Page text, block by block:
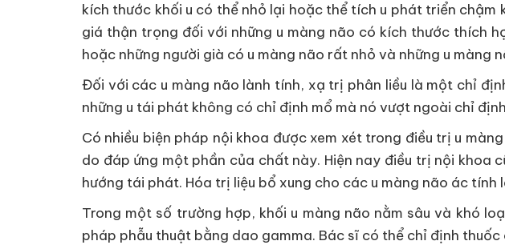
kích thước khối u có thể nhỏ lại hoặc thể tích u phát triển
giá thận trọng đối với những u màng não có kích thước thích
hoặc những người già có u màng não rất nhỏ và những u màng
Đối với các u màng não lành tính, xạ trị phân liều là một chỉ
những u tái phát không có chỉ định mổ mà nó vượt ngoài chỉ
Có nhiều biện pháp nội khoa được xem xét trong điều trị u
do đáp ứng một phần của chất này. Hiện nay điều trị nội
hướng tái phát. Hóa trị liệu bổ xung cho các u màng não ác tính
Trong một số trường hợp, khối u màng não nằm sâu và khó
pháp phẫu thuật bằng dao gamma. Bác sĩ có thể chỉ định